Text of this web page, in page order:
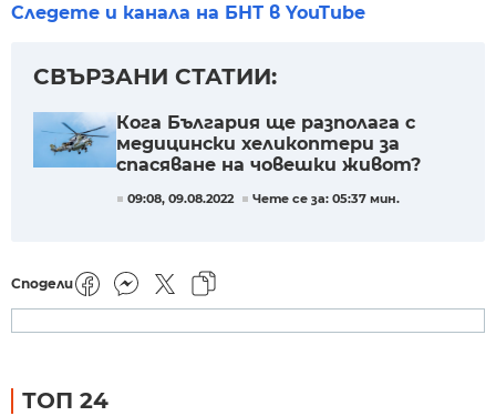
Следете и канала на БНТ в YouTube
СВЪРЗАНИ СТАТИИ:
Кога България ще разполага с
медицински хеликоптери за
спасяване на човешки живот?
09:08, 09.08.2022 Чете се за: 05:37 мин.
Сподели
ТОП 24